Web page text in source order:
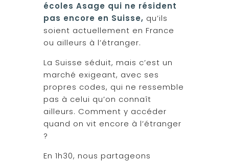
écoles Asage qui ne résident
pas encore en Suisse, qu’ils
soient actuellement en France
ou ailleurs à l’étranger.
La Suisse séduit, mais c’est un
marché exigeant, avec ses
propres codes, qui ne ressemble
pas à celui qu’on connaît
ailleurs. Comment y accéder
quand on vit encore à l’étranger
?
En 1h30, nous partageons